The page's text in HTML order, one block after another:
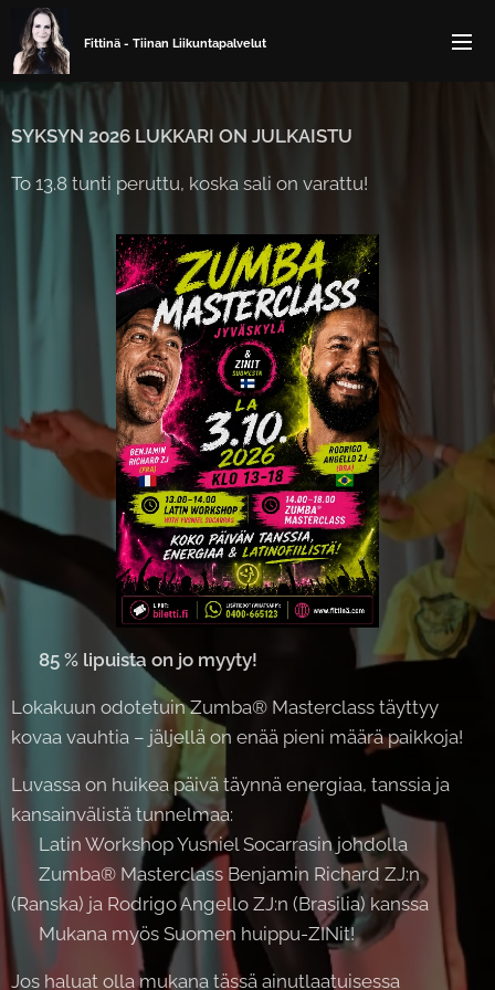
Fittinä - Tiinan Liikuntapalvelut
SYKSYN 2026 LUKKARI ON JULKAISTU
To 13.8 tunti peruttu, koska sali on varattu!
85 % lipuista on jo myyty!
Lokakuun odotetuin Zumba® Masterclass täyttyy
kovaa vauhtia – jäljellä on enää pieni määrä paikkoja!
Luvassa on huikea päivä täynnä energiaa, tanssia ja
kansainvälistä tunnelmaa:
💚 Latin Workshop Yusniel Socarrasin johdolla
💚 Zumba® Masterclass Benjamin Richard ZJ:n
(Ranska) ja Rodrigo Angello ZJ:n (Brasilia) kanssa
💚 Mukana myös Suomen huippu-ZINit!
Jos haluat olla mukana tässä ainutlaatuisessa